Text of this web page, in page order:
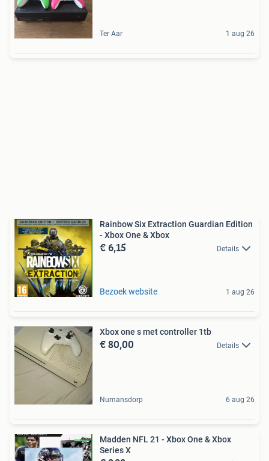
Ter Aar 1 aug 26
Rainbow Six Extraction Guardian Edition
- Xbox One & Xbox
€ 6,15 Details
Bezoek website 1 aug 26
Xbox one s met controller 1tb
€ 80,00 Details
Numansdorp 6 aug 26
Madden NFL 21 - Xbox One & Xbox
Series X